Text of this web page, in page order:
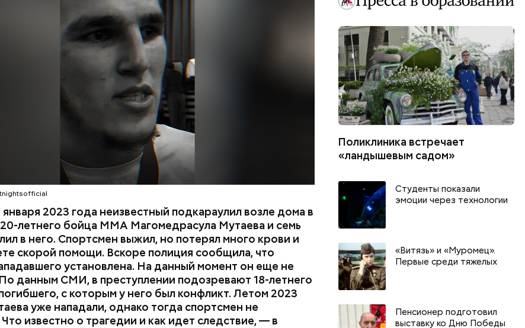
2023 года неизвестный подкараулил возле дома в
летнего бойца ММА Магомедрасула Мутаева и семь
в него. Спортсмен выжил, но потерял много крови и
скорой помощи. Вскоре полиция сообщила, что
установлена. На данный момент он еще не
данным СМИ, в преступлении подозревают 18-летнего
с которым у него был конфликт. Летом 2023
уже нападали, однако тогда спортсмен не
известно о трагедии и как идет следствие, — в
января Мутаев возвращался домой с тренировки. Во дворе
на улице Гапцахской в Махачкале на бойца напал
Он выскочил из подъезда, выстрелил в спортсмена не
раз и скрылся. Очевидцы трагедии вызвали полицию и
однако врачи оказались бессильны — пострадавший
ММА
СМЕРТЬ
Поликлиника встречает
«ландышевым садом»
Студенты показали
эмоции через технологии
«Витязь» и «Муромец».
Первые среди тяжелых
Пенсионер подготовил
выставку ко Дню Победы